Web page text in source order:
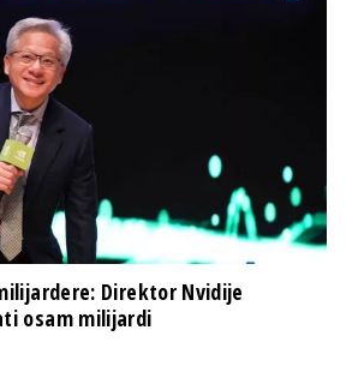
Direktor Nvidije
osam milijardi